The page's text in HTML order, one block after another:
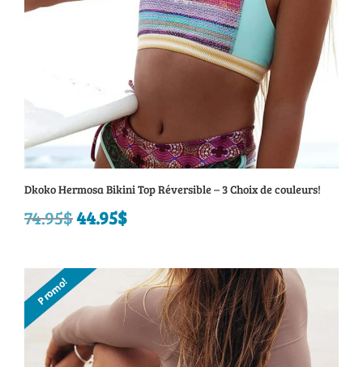
Dkoko Hermosa Bikini Top Réversible – 3 Choix de couleurs!
74.95$Le
initial
était :
74.95$.
44.95$
actuel
est :
44.95$.
Promo!